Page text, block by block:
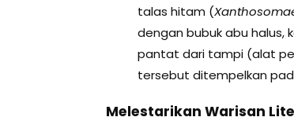
talas hitam (
dengan bubuk abu halus,
pantat dari tampi (alat
tersebut ditempelkan
Melestarikan Warisan